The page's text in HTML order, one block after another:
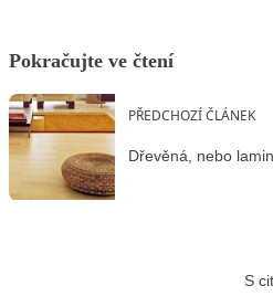
Pokračujte ve čtení
PŘEDCHOZÍ ČLÁNEK
Dřevěná, nebo
S